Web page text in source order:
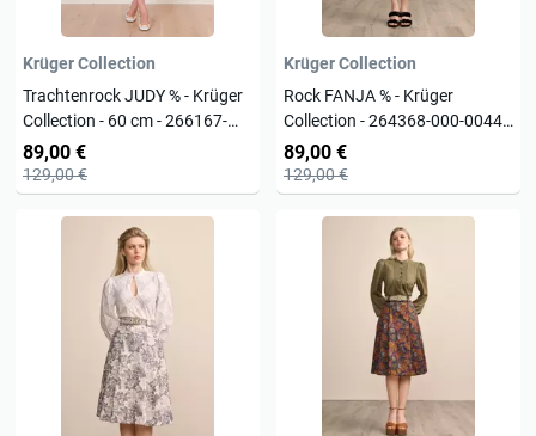
Krüger Collection
Trachtenrock JUDY % - Krüger
Collection - 60 cm - 266167-
060-0055
89,00 €
129,00 €
Krüger Collection
Rock FANJA % - Krüger
Collection - 264368-000-0044 -
Trachtenrock
89,00 €
129,00 €